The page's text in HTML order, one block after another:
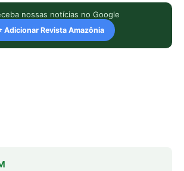
nossas notícias no Google
Adicionar Revista Amazônia